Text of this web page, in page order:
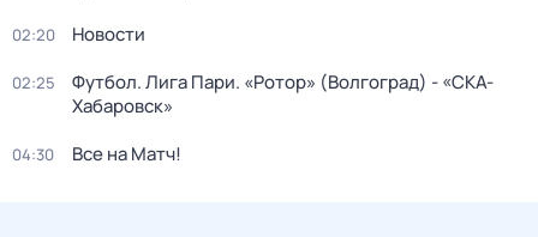
02:20 Новости
02:25
Футбол. Лига Пари. «Ротор» (Волгоград) - «СКА-
Хабаровск»
04:30 Все на Матч!